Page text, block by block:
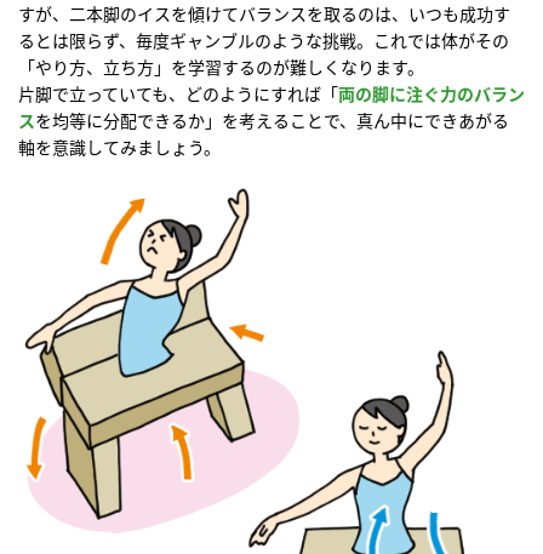
すが、二本脚のイスを傾けてバランスを取るのは、いつも成功す
るとは限らず、毎度ギャンブルのような挑戦。これでは体がその
「やり方、立ち方」を学習するのが難しくなります。
片脚で立っていても、どのようにすれば「両の脚に注ぐ力のバラン
スを均等に分配できるか」を考えることで、真ん中にできあがる
軸を意識してみましょう。